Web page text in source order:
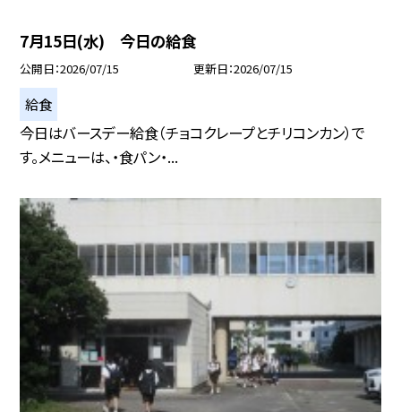
7月15日(水) 今日の給食
公開日 2026/07/15 更新日 2026/07/15
給食
今日はバースデー給食（チョコクレープとチリコンカン）で
す。メニューは、・食パン・...